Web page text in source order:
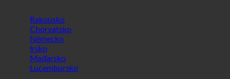
Rakousko
Chorvatsko
Německo
Irsko
Maďarsko
Lucembursko